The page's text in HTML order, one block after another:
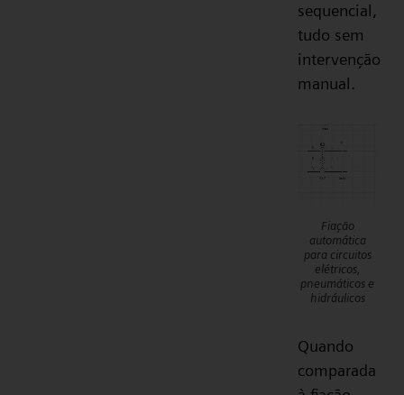
sequencial,
tudo sem
intervenção
manual.
Fiação
automática
para circuitos
elétricos,
pneumáticos e
hidráulicos
Quando
comparada